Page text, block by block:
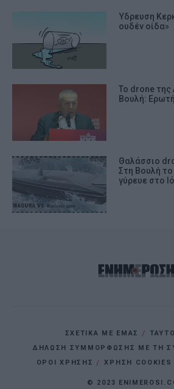
Ύδρευση
ουδέν οίδα»
Το drone της
Βουλή:
Θαλάσσιο
Στη Βουλή το
γύρευε στο
ΣΧΕΤΙΚΑ ΜΕ ΕΜΑΣ
ΔΗΛΩΣΗ ΣΥΜΜΟΡΦΩΣΗΣ ΜΕ ΤΗ
ΌΡΟΙ ΧΡΗΣΗΣ
ΧΡΗΣΗ COOKIES
© 2023